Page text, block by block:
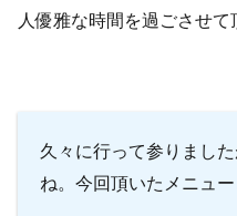
人優雅な時間を過ごさせて
久々に行って参りまし
ね。今回頂いたメニュ